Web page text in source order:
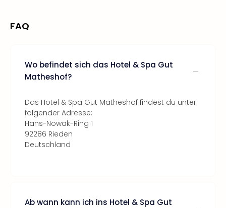
FAQ
Wo befindet sich das Hotel & Spa Gut
Matheshof?
Das Hotel & Spa Gut Matheshof findest du unter
folgender Adresse:
Hans-Nowak-Ring 1
92286 Rieden
Deutschland
Ab wann kann ich ins Hotel & Spa Gut